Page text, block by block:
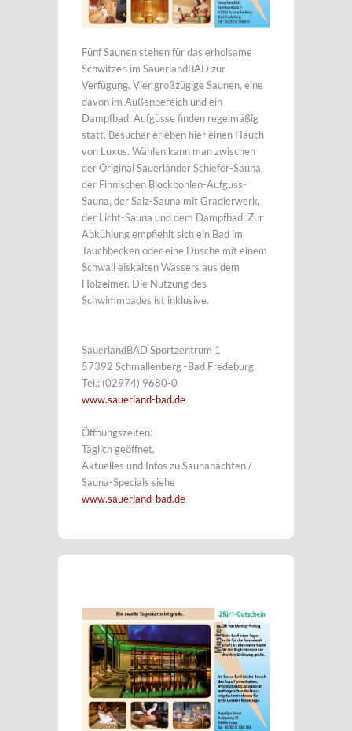
Fünf Saunen stehen für das erholsame
Schwitzen im SauerlandBAD zur
Verfügung. Vier großzügige Saunen, eine
davon im Außenbereich und ein
Dampfbad. Aufgüsse finden regelmäßig
statt, Besucher erleben hier einen Hauch
von Luxus. Wählen kann man zwischen
der Original Sauerländer Schiefer-Sauna,
der Finnischen Blockbohlen-Aufguss-
Sauna, der Salz-Sauna mit Gradierwerk,
der Licht-Sauna und dem Dampfbad. Zur
Abkühlung empfiehlt sich ein Bad im
Tauchbecken oder eine Dusche mit einem
Schwall eiskalten Wassers aus dem
Holzeimer. Die Nutzung des
Schwimmbades ist inklusive.
SauerlandBAD Sportzentrum 1
57392 Schmallenberg -Bad Fredeburg
Tel.: (02974) 9680-0
www.sauerland-bad.de
Öffnungszeiten:
Täglich geöffnet.
Aktuelles und Infos zu Saunanächten /
Sauna-Specials siehe
www.sauerland-bad.de